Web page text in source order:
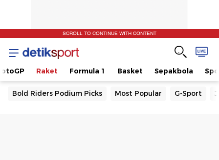
SCROLL TO CONTINUE WITH CONTENT
Raket Formula 1 Basket Sepakbola
Bold Riders Podium Picks Most Popular G-Sport